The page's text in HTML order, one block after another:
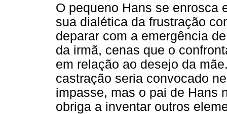
O pequeno Hans se enrosca
sua dialética da frustração
deparar com a emergência
da irmã, cenas que o
em relação ao desejo da
castração seria convocado
impasse, mas o pai de Hans
obriga a inventar outros